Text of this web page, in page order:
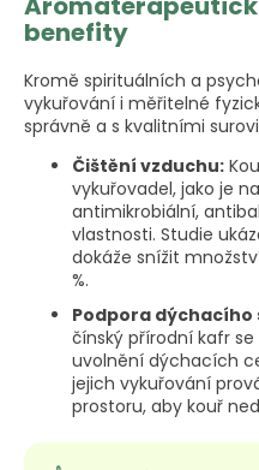
benefity
Kromě spirituálních a
vykuřování i měřitelné
správně a s kvalitními
Čištění vzduchu:
vykuřovadel, jako je
antimikrobiální,
vlastnosti. Studie
dokáže snížit
%.
Podpora dýchacího
čínský přírodní kafr
uvolnění dýchacích
jejich vykuřování
prostoru, aby kouř